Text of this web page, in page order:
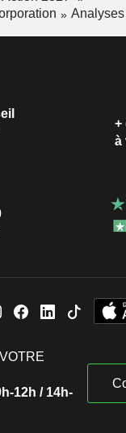
+
à
12h / 14h-